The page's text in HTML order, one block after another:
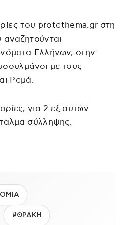
του protothema.gr στη
Ελλήνων, στην
με τους
Ρομά.
για 2 εξ αυτών
σύλληψης.
#ΘΡΑΚΗ